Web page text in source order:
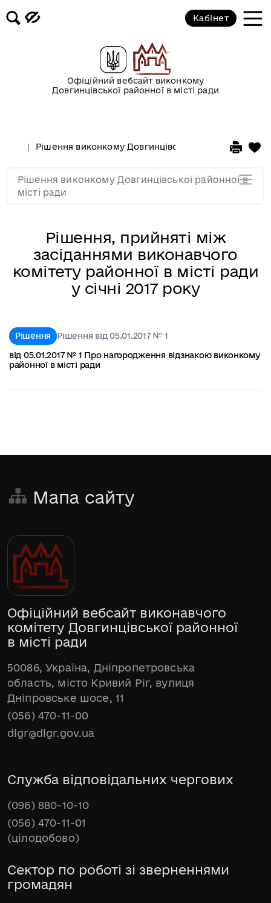
Офіційний вебсайт виконкому
Довгинцівської районної в місті ради
Кабінет
Рішення виконкому Довгинцівської районної в
Рішення, прийняті між
засіданнями виконавчого
комітету районної в місті ради
у січні 2017 року
Рішення
Рішення від 05.01.2017 № 1
від 05.01.2017 № 1 Про нагородження відзнакою виконкому
районної в місті ради
Рішення виконкому Довгинцівської районної в
місті ради
2015 рік
2013 рік
2012 рік
Мапа сайту
Офіційний вебсайт виконавчого
комітету Довгинцівської районної
в місті ради
50086, Україна, Дніпропетровська
область, місто Кривий Ріг, вулиця
Дніпровське шосе, 11
(056) 470-11-00
dlgr@dlgr.gov.ua
Служба відповідальних чергових
(096) 880-10-10
(056) 470-11-01
(цілодобово)
Сектор по роботі зі зверненнями
громадян